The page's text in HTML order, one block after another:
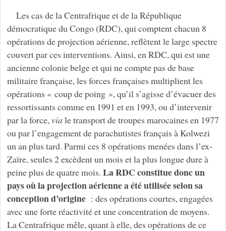
Les cas de la Centrafrique et de la République
démocratique du Congo (RDC), qui comptent chacun 8
opérations de projection aérienne, reflètent le large spectre
couvert par ces interventions. Ainsi, en RDC, qui est une
ancienne colonie belge et qui ne compte pas de base
militaire française, les forces françaises multiplient les
opérations « coup de poing », qu’il s’agisse d’évacuer des
ressortissants comme en 1991 et en 1993, ou d’intervenir
par la force,viale transport de troupes marocaines en 1977
ou par l’engagement de parachutistes français à Kolwezi
un an plus tard. Parmi ces 8 opérations menées dans l’ex-
Zaïre, seules 2 excèdent un mois et la plus longue dure à
peine plus de quatre mois. La RDC constitue donc un
pays où la projection aérienne a été utilisée selon sa
conception d’origine : des opérations courtes, engagées
avec une forte réactivité et une concentration de moyens.
La Centrafrique mêle, quant à elle, des opérations de ce